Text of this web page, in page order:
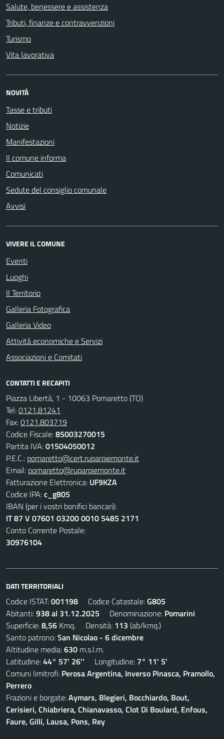
Salute, benessere e assistenza
Tributi, finanze e contravvenzioni
Turismo
Vita lavorativa
NOVITÀ
Tasse e tributi
Notizie
Manifestazioni
Il comune informa
Comunicati
Sedute del consiglio comunale
Avvisi
VIVERE IL COMUNE
Eventi
Luoghi
Il Territorio
Galleria Fotografica
Galleria Video
Attività economiche e Servizi
Associazioni e Comitati
CONTATTI E RECAPITI
Piazza Libertà, 1 - 10063 Pomaretto (TO)
Tel:0121.81241
Fax:0121.803719
Codice Fiscale:85003270015
Partita IVA:01504050012
P.E.C.: pomaretto@cert.ruparpiemonte.it
Email: pomaretto@ruparpiemonte.it
Fatturazione Elettronica: UF9KZA
Codice IPA:c_g805
IBAN (per i vostri bonifici bancari):
IT 87 V 07601 03200 0010 5485 2171
Conto Corrente Postale:
30976104
DATI TERRITORIALI
Codice ISTAT:001198 Codice Catastale:G805
Abitanti:938 al 31.12.2025 Denominazione: Pomarini
Superficie:8,56 Kmq. Densità: 113 (ab/kmq.)
Santo patrono:San Nicolao - 6 dicembre
Altitudine media:630 m.s.l.m.
Latitudine:44° 57' 26'' Longitudine: 7° 11' 5'
Comuni limitrofi: Perosa Argentina, Inverso Pinasca, Pramollo,
Perrero
Frazioni e borgate:Aymars, Blegieri, Bocchiardo, Bout,
Cerisieri, Chiabriera, Chianavasso, Clot Di Boulard, Enfous,
Faure, Gilli, Lausa, Pons, Rey